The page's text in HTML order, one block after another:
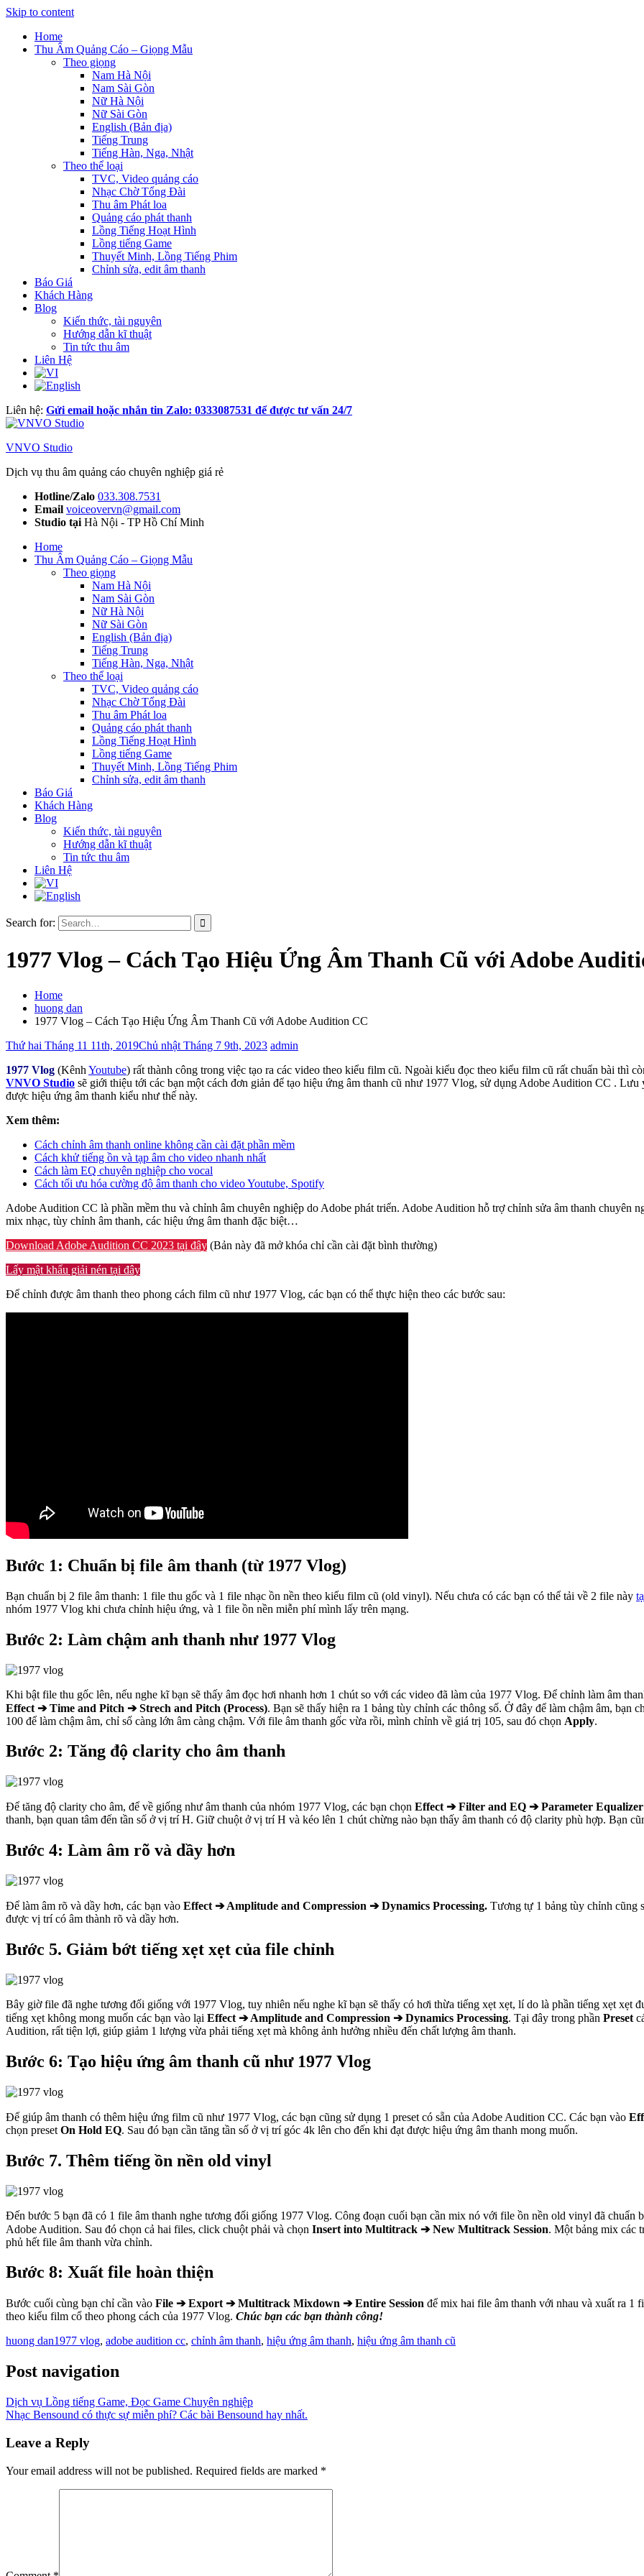
Skip to content
Home
Thu Âm Quảng Cáo – Giọng Mẫu
Theo giọng
Nam Hà Nội
Nam Sài Gòn
Nữ Hà Nội
Nữ Sài Gòn
English (Bản địa)
Tiếng Trung
Tiếng Hàn, Nga, Nhật
Theo thể loại
TVC, Video quảng cáo
Nhạc Chờ Tổng Đài
Thu âm Phát loa
Quảng cáo phát thanh
Lồng Tiếng Hoạt Hình
Lồng tiếng Game
Thuyết Minh, Lồng Tiếng Phim
Chỉnh sửa, edit âm thanh
Báo Giá
Khách Hàng
Blog
Kiến thức, tài nguyên
Hướng dẫn kĩ thuật
Tin tức thu âm
Liên Hệ
Liên hệ: Gửi email hoặc nhắn tin Zalo: 0333087531 để được tư vấn 24/7
VNVO Studio
Dịch vụ thu âm quảng cáo chuyên nghiệp giá rẻ
Hotline/Zalo 033.308.7531
Email voiceovervn@gmail.com
Studio tại Hà Nội - TP Hồ Chí Minh
Home
Thu Âm Quảng Cáo – Giọng Mẫu
Theo giọng
Nam Hà Nội
Nam Sài Gòn
Nữ Hà Nội
Nữ Sài Gòn
English (Bản địa)
Tiếng Trung
Tiếng Hàn, Nga, Nhật
Theo thể loại
TVC, Video quảng cáo
Nhạc Chờ Tổng Đài
Thu âm Phát loa
Quảng cáo phát thanh
Lồng Tiếng Hoạt Hình
Lồng tiếng Game
Thuyết Minh, Lồng Tiếng Phim
Chỉnh sửa, edit âm thanh
Báo Giá
Khách Hàng
Blog
Kiến thức, tài nguyên
Hướng dẫn kĩ thuật
Tin tức thu âm
Liên Hệ
Search for:
1977 Vlog – Cách Tạo Hiệu Ứng Âm Thanh Cũ với Adobe
Home
huong dan
1977 Vlog – Cách Tạo Hiệu Ứng Âm Thanh Cũ với Adobe Audition CC
Thứ hai Tháng 11 11th, 2019Chủ nhật Tháng 7 9th, 2023 admin
1977 Vlog (Kênh Youtube) rất thành công trong việc tạo ra các video theo kiểu film cũ. Ngoài kiểu đọc theo kiểu film cũ rất chuẩn bài thì
VNVO Studio sẽ giới thiệu tới các bạn một cách đơn giản để tạo hiệu ứng âm thanh cũ như 1977 Vlog, sử dụng Adobe Audition CC .
được hiệu ứng âm thanh kiểu như thế này.
Xem thêm:
Cách chỉnh âm thanh online không cần cài đặt phần mềm
Cách khử tiếng ồn và tạp âm cho video nhanh nhất
Cách làm EQ chuyên nghiệp cho vocal
Cách tối ưu hóa cường độ âm thanh cho video Youtube, Spotify
Adobe Audition CC là phần mềm thu và chỉnh âm chuyên nghiệp do Adobe phát triển. Adobe Audition hỗ trợ chỉnh sửa âm thanh chuyên
mix nhạc, tùy chỉnh âm thanh, các hiệu ứng âm thanh đặc biệt…
Download Adobe Audition CC 2023 tại đây (Bản này đã mở khóa chỉ cần cài đặt bình thường)
Lấy mật khẩu giải nén tại đây
Để chỉnh được âm thanh theo phong cách film cũ như 1977 Vlog, các bạn có thể thực hiện theo các bước sau:
Bước 1: Chuẩn bị file âm thanh (từ 1977 Vlog)
Bạn chuẩn bị 2 file âm thanh: 1 file thu gốc và 1 file nhạc ồn nền theo kiểu film cũ (old vinyl). Nếu chưa có các bạn có thể tải về 2 file này
nhóm 1977 Vlog khi chưa chỉnh hiệu ứng, và 1 file ồn nền miễn phí mình lấy trên mạng.
Bước 2: Làm chậm anh thanh như 1977 Vlog
Khi bật file thu gốc lên, nếu nghe kĩ bạn sẽ thấy âm đọc hơi nhanh hơn 1 chút so với các video đã làm của 1977 Vlog. Để chỉnh làm âm
Effect ➔ Time and Pitch ➔ Strech and Pitch (Process). Bạn sẽ thấy hiện ra 1 bảng tùy chỉnh các thông số. Ở đây để làm chậm âm, bạn
100 để làm chậm âm, chỉ số càng lớn âm càng chậm. Với file âm thanh gốc vừa rồi, mình chỉnh về giá trị 105, sau đó chọn Apply.
Bước 2: Tăng độ clarity cho âm thanh
Để tăng độ clarity cho âm, để về giống như âm thanh của nhóm 1977 Vlog, các bạn chọn Effect ➔ Filter and EQ ➔ Parameter Equalizer
thanh, bạn quan tâm đến tần số ở vị trí H. Giữ chuột ở vị trí H và kéo lên 1 chút chừng nào bạn thấy âm thanh có độ clarity phù hợp. Bạn
Bước 4: Làm âm rõ và dầy hơn
Để làm âm rõ và dầy hơn, các bạn vào Effect ➔ Amplitude and Compression ➔ Dynamics Processing. Tương tự 1 bảng tùy chỉnh cũng
được vị trí có âm thành rõ và dầy hơn.
Bước 5. Giảm bớt tiếng xẹt xẹt của file chỉnh
Bây giờ file đã nghe tương đối giống với 1977 Vlog, tuy nhiên nếu nghe kĩ bạn sẽ thấy có hơi thừa tiếng xẹt xẹt, lí do là phần tiếng xẹt xẹt
tiếng xẹt không mong muốn các bạn vào lại Effect ➔ Amplitude and Compression ➔ Dynamics Processing. Tại đây trong phần Preset
Audition, rất tiện lợi, giúp giảm 1 lượng vừa phải tiếng xẹt mà không ảnh hưởng nhiều đến chất lượng âm thanh.
Bước 6: Tạo hiệu ứng âm thanh cũ như 1977 Vlog
Để giúp âm thanh có thêm hiệu ứng film cũ như 1977 Vlog, các bạn cũng sử dụng 1 preset có sẵn của Adobe Audition CC. Các bạn vào
chọn preset On Hold EQ. Sau đó bạn cần tăng tần số ở vị trí góc 4k lên cho đến khi đạt được hiệu ứng âm thanh mong muốn.
Bước 7. Thêm tiếng ồn nền old vinyl
Đến bước 5 bạn đã có 1 file âm thanh nghe tương đối giống 1977 Vlog. Công đoạn cuối bạn cần mix nó với file ồn nền old vinyl đã
Adobe Audition. Sau đó chọn cả hai files, click chuột phải và chọn Insert into Multitrack ➔ New Multitrack Session. Một bảng mix các
phủ hết file âm thanh vừa chỉnh.
Bước 8: Xuất file hoàn thiện
Bước cuối cùng bạn chỉ cần vào File ➔ Export ➔ Multitrack Mixdown ➔ Entire Session để mix hai file âm thanh với nhau và xuất ra 1
theo kiểu film cổ theo phong cách của 1977 Vlog. Chúc bạn các bạn thành công!
huong dan1977 vlog, adobe audition cc, chỉnh âm thanh, hiệu ứng âm thanh, hiệu ứng âm thanh cũ
Post navigation
Dịch vụ Lồng tiếng Game, Đọc Game Chuyên nghiệp
Nhạc Bensound có thực sự miễn phí? Các bài Bensound hay nhất.
Leave a Reply
Your email address will not be published. Required fields are marked *